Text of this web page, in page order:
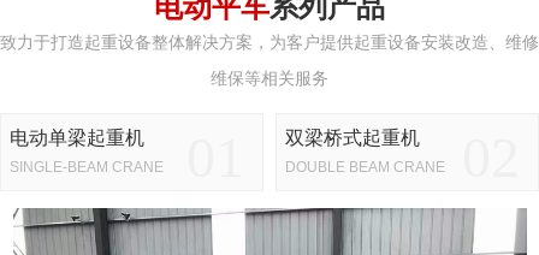
电动平车系列产品
致力于打造起重设备整体解决方案，为客户提供起重设备安装改造、维修
维保等相关服务
电动单梁起重机
SINGLE-BEAM CRANE
双梁桥式起重机
DOUBLE BEAM CRANE